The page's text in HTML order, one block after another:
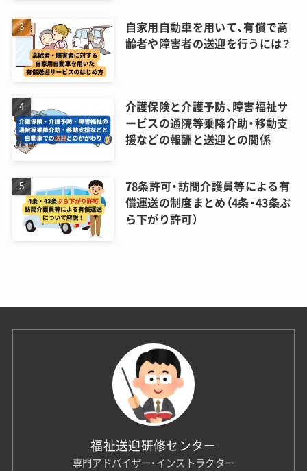
自家用自動車を用いて、有償で高
齢者や障害者の送迎を行うには？
介護保険と介護予防、障害福祉サ
ービスの通院等乗降介助・移動支
援などの報酬と送迎との関係
78条許可・訪問介護員等による有
償運送の制度まとめ（4条・43条ぶ
ら下がり許可）
福祉送迎研修センター
専門アドバイザー・インストラクター